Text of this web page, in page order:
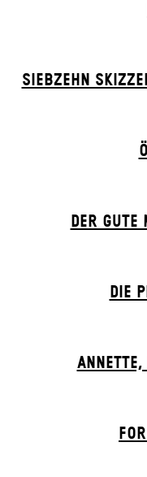
SIEBZEHN
DER GUTE
DIE